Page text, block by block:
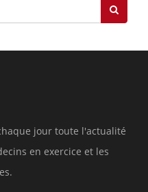
jour toute l'actualité
en exercice et les